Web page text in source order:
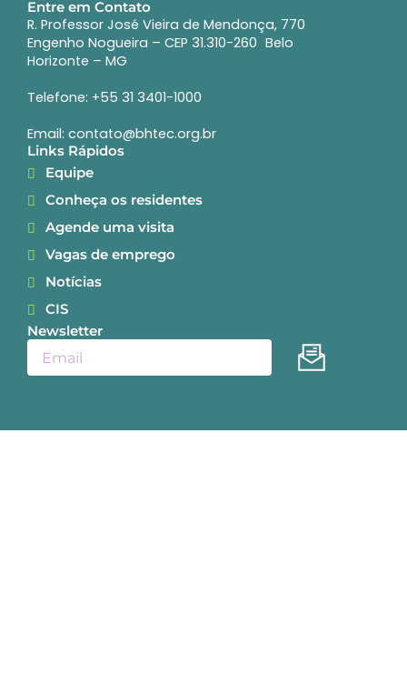
Entre em Contato
R. Professor José Vieira de Mendonça, 770
Engenho Nogueira – CEP 31.310-260 Belo
Horizonte – MG
Telefone: +55 31 3401-1000
Email: contato@bhtec.org.br
Links Rápidos
Equipe
Conheça os residentes
Agende uma visita
Vagas de emprego
Notícias
CIS
Newsletter
Enviar